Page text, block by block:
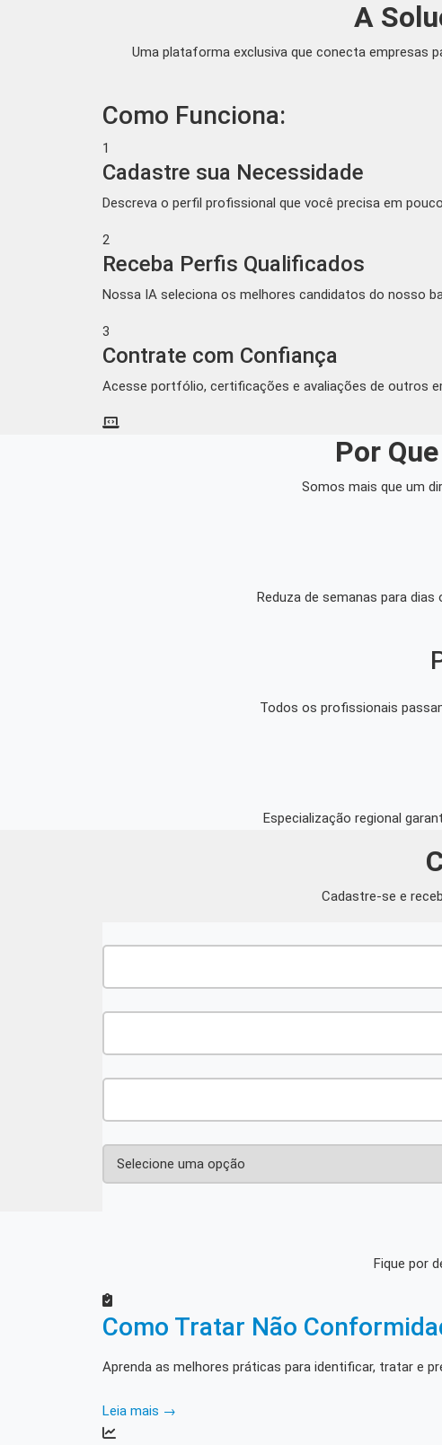
A
Uma plataforma exclusiva que conecta empresas
Como Funciona:
1
Cadastre sua Necessidade
Descreva o perfil profissional que você precisa em
2
Receba Perfis Qualificados
Nossa IA seleciona os melhores candidatos do nosso
3
Contrate com Confiança
Acesse portfólio, certificações e avaliações de outros
Por
Somos mais que um
Reduza de semanas para
Todos os profissionais
Especialização regional
Cadastre-se e
Fique por
Como Tratar Não
Aprenda as melhores práticas para identificar, tratar e
Leia mais →